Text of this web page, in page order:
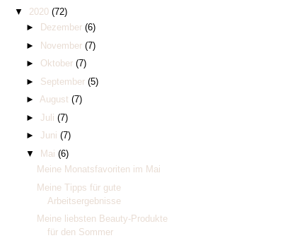
▼ 2020 (72)
►
Dezember (6)
►
November (7)
► Oktober (7)
► September (5)
► August (7)
► Juli (7)
► Juni (7)
▼
Mai (6)
Meine Monatsfavoriten im Mai
Meine Tipps für gute
Arbeitsergebnisse
Meine liebsten Beauty-Produkte
für den Sommer